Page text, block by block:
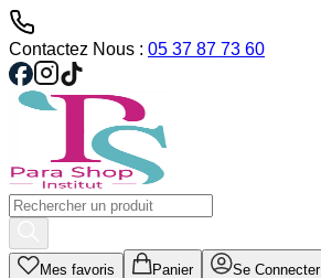
Contactez Nous : 05 37 87 73 60
Mes favoris Panier Se Connecter